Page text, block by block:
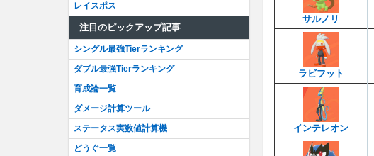
サルノリ
ラビフット
インテレオン
レイスポス
注目のピックアップ記事
シングル最強Tierランキング
ダブル最強Tierランキング
育成論一覧
ダメージ計算ツール
ステータス実数値計算機
どうぐ一覧